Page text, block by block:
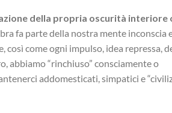
della propria oscurità interiore
fa parte della nostra mente inconscia
come ogni impulso, idea repressa,
abbiamo “rinchiuso” consciamente o
addomesticati, simpatici e